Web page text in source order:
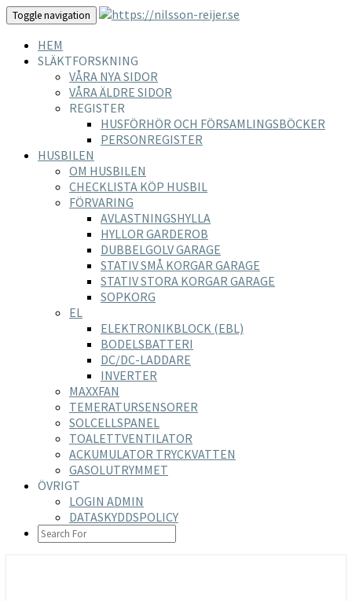
Toggle navigation
HEM
SLÄKTFORSKNING
VÅRA NYA SIDOR
VÅRA ÄLDRE SIDOR
REGISTER
HUSFÖRHÖR OCH FÖRSAMLINGSBÖCKER
PERSONREGISTER
HUSBILEN
OM HUSBILEN
CHECKLISTA KÖP HUSBIL
FÖRVARING
AVLASTNINGSHYLLA
HYLLOR GARDEROB
DUBBELGOLV GARAGE
STATIV SMÅ KORGAR GARAGE
STATIV STORA KORGAR GARAGE
SOPKORG
EL
ELEKTRONIKBLOCK (EBL)
BODELSBATTERI
DC/DC-LADDARE
INVERTER
MAXXFAN
TEMERATURSENSORER
SOLCELLSPANEL
TOALETTVENTILATOR
ACKUMULATOR TRYCKVATTEN
GASOLUTRYMMET
ÖVRIGT
LOGIN ADMIN
DATASKYDDSPOLICY
SEARCH
ICON